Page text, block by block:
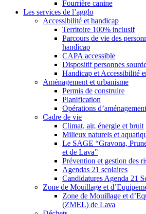
Fourrière canine
Les services de l’agglo
Accessibilité et handicap
Territoire 100% inclusif
Parcours de vie des
handicap
CAPA accessible
Dispositif personnes
Handicap et Accessibilité
Aménagement et urbanisme
Permis de construire
Planification
Opérations
Cadre de vie
Climat, air, énergie et bruit
Milieux naturels et
Le SAGE “Gravona,
et de Lava”
Prévention et gestion des
Agendas 21 scolaires
Candidatures Agenda 21
Zone de Mouillage et
Zone de Mouillage et
(ZMEL) de Lava